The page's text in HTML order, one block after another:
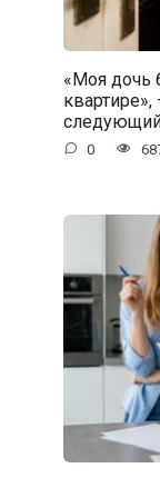
«Моя дочь
следующий
0